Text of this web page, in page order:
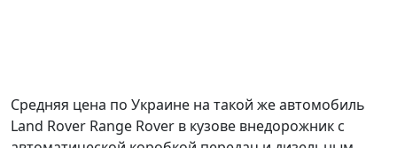
Средняя цена по Украине на такой же автомобиль
Land Rover Range Rover в кузове внедорожник c